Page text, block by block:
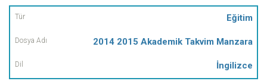
Eğitim
2014 2015 Akademik Takvim Manzara
İngilizce